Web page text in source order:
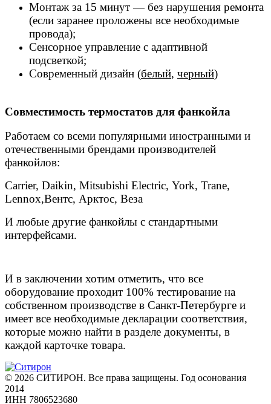
Монтаж за 15 минут — без нарушения ремонта
(если заранее проложены все необходимые
провода);
Сенсорное управление с адаптивной
подсветкой;
Современный дизайн (белый, черный)
Совместимость термостатов для фанкойла
Работаем со всеми популярными иностранными и
отечественными брендами производителей
фанкойлов:
Carrier, Daikin, Mitsubishi Electric, York, Trane,
Lennox,Вентс, Арктос, Веза
И любые другие фанкойлы с стандартными
интерфейсами.
И в заключении хотим отметить, что все
оборудование проходит 100% тестирование на
собственном производстве в Санкт-Петербурге и
имеет все необходимые декларации соответствия,
которые можно найти в разделе документы, в
каждой карточке товара.
© 2026 СИТИРОН. Все права защищены. Год осонования
2014
ИНН 7806523680